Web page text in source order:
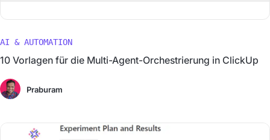
AI & AUTOMATION
10 Vorlagen für die Multi-Agent-Orchestrierung in ClickUp
Praburam